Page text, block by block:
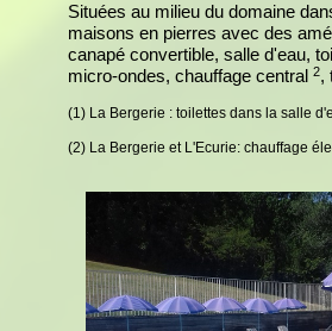
Situées au milieu du domaine
maisons en pierres avec des
canapé convertible, salle d'eau,
micro-ondes, chauffage central 2,
(1) La Bergerie : toilettes dans la salle
(2) La Bergerie et L'Ecurie: chauffage